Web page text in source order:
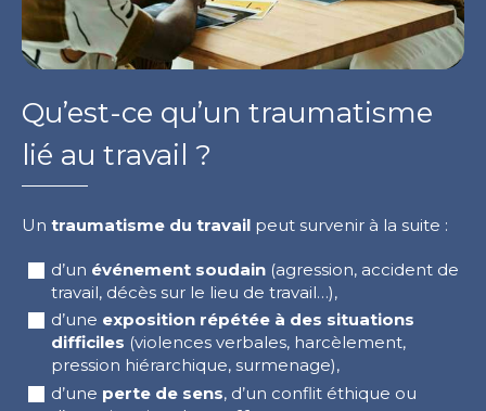
Qu’est-ce qu’un traumatisme
lié au travail ?
Un traumatisme du travail peut survenir à la suite :
d’un événement soudain (agression, accident de
travail, décès sur le lieu de travail…),
d’une exposition répétée à des situations
difficiles (violences verbales, harcèlement,
pression hiérarchique, surmenage),
d’une perte de sens, d’un conflit éthique ou